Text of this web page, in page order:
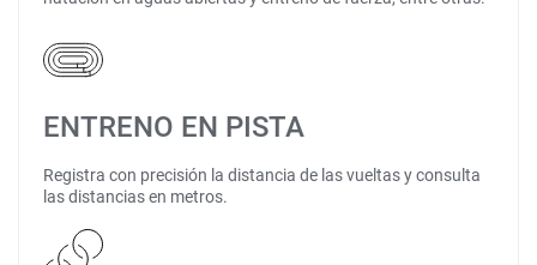
ENTRENO EN PISTA
Registra con precisión la distancia de las vueltas y consulta
las distancias en metros.